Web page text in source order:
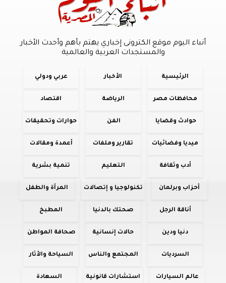
أنباء اليوم موقع الكترونى إخباري يهتم بأهم وأحدث الأخبار
والمستجدات العربية والعالمية
الرئيسية الأخبار عربي ودولي
محافظات مصر الرياضة اقتصاد
حوادث وقضايا الفن حوارات وتحقيقات
ميديا وفضائيات تقارير وملفات أعمدة ومقالات
أدب وثقافة التعليم تنمية بشرية
أحزاب وبرلمان تكنولوجيا و إتصالات المرأة والطفل
أناقة الرجل صحتك بالدنيا المطبخ
دنيا ودين حالات إنسانية صحافة المواطن
السرديات المجتمع والناس السياحة والأثار
عالم السيارات استشارات قانونية السعادة